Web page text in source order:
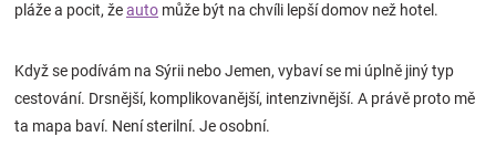
pláže a pocit, žeauto může být na chvíli lepší domov než hotel.
Když se podívám na Sýrii nebo Jemen, vybaví se mi úplně jiný typ
cestování. Drsnější, komplikovanější, intenzivnější. A právě proto mě
ta mapa baví. Není sterilní. Je osobní.